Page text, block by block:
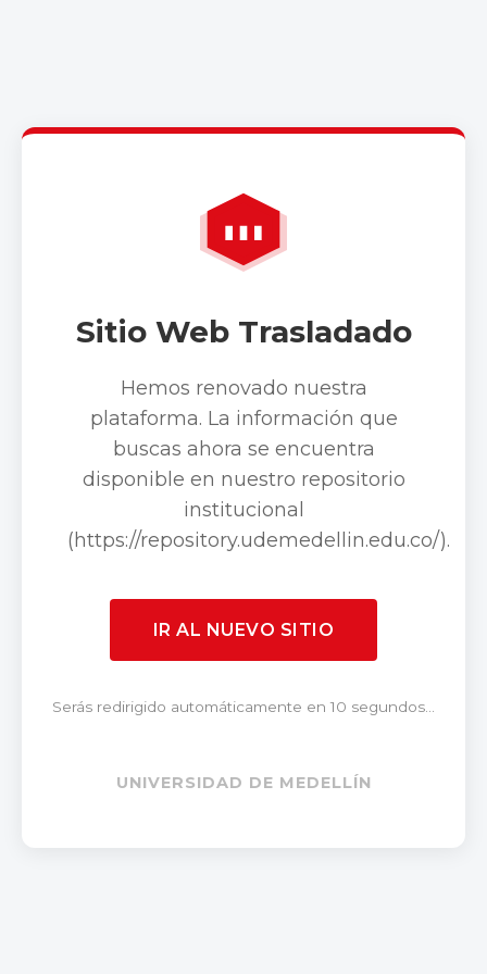
Sitio Web Trasladado
Hemos renovado nuestra
plataforma. La información que
buscas ahora se encuentra
disponible en nuestro repositorio
institucional
(https://repository.udemedellin.edu.co/).
IR AL NUEVO SITIO
Serás redirigido automáticamente en 10 segundos...
UNIVERSIDAD DE MEDELLÍN